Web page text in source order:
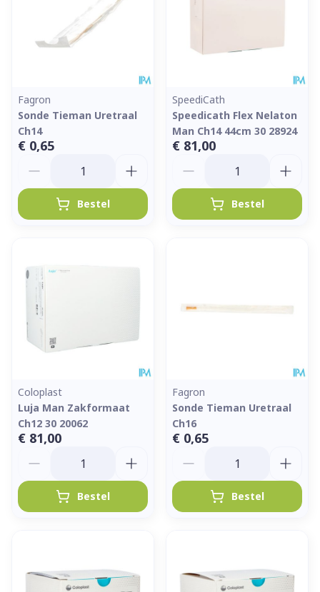
Fagron
Sonde Tieman Uretraal
Ch14
€ 0,65
Bestel
SpeediCath
Speedicath Flex Nelaton
Man Ch14 44cm 30 28924
€ 81,00
Bestel
Coloplast
Luja Man Zakformaat
Ch12 30 20062
€ 81,00
Bestel
Fagron
Sonde Tieman Uretraal
Ch16
€ 0,65
Bestel